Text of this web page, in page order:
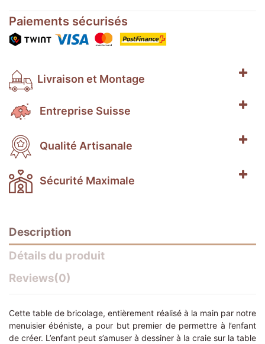
Paiements sécurisés
Livraison et Montage
Entreprise Suisse
Qualité Artisanale
Sécurité Maximale
Description
Détails du produit
Reviews(0)
Cette table de bricolage, entièrement réalisé à la main par notre
menuisier ébéniste, a pour but premier de permettre à l’enfant
de créer. L’enfant peut s’amuser à dessiner à la craie sur la table